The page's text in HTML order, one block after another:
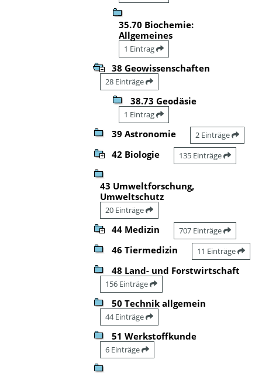
35.70 Biochemie:
Allgemeines
1 Eintrag
38 Geowissenschaften
28 Einträge
38.73 Geodäsie
1 Eintrag
39 Astronomie 2 Einträge
42 Biologie 135 Einträge
43 Umweltforschung,
Umweltschutz
20 Einträge
44 Medizin 707 Einträge
46 Tiermedizin 11 Einträge
48 Land- und Forstwirtschaft
156 Einträge
50 Technik allgemein
44 Einträge
51 Werkstoffkunde
6 Einträge